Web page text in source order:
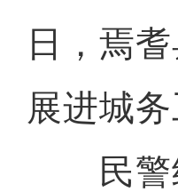
日，焉
展进城
民警结